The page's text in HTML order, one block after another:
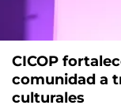
CICOP
comunidad a
culturales